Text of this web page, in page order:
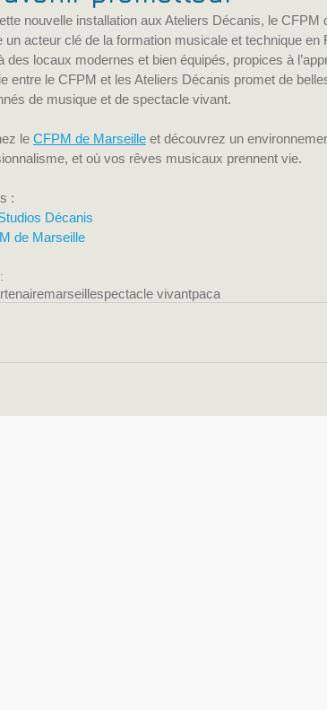
nouvelle installation aux Ateliers Décanis, le CFPM
un acteur clé de la formation musicale et technique en
des locaux modernes et bien équipés, propices à
entre le CFPM et les Ateliers Décanis promet de
de musique et de spectacle vivant.
le CFPM de Marseille et découvrez un
et où vos rêves musicaux prennent vie.
:
Décanis
de Marseille
marseillespectacle vivantpaca